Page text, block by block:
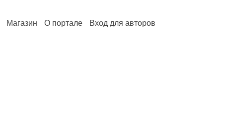
Магазин О портале Вход для авторов